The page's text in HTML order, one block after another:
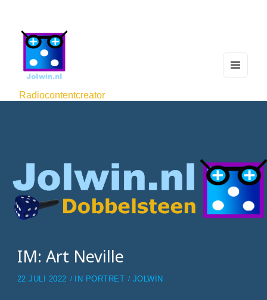
Radiocontentcreator
WIDG
IM: Art Neville
22 JULI 2022 IN PORTRET JOLWIN